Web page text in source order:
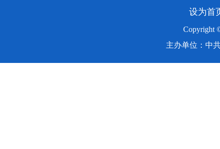
设为首
Copyright
主办单位：中